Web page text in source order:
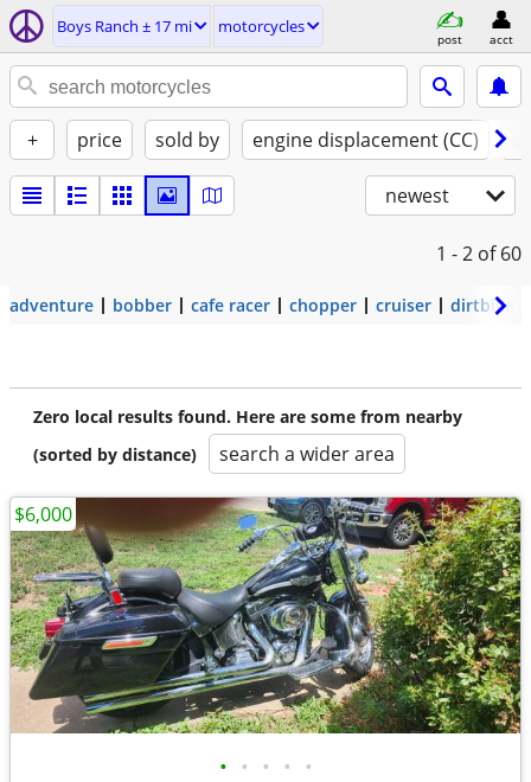
Boys Ranch ± 17 mi motorcycles
post acct
+ price sold by engine displacement (CC)
newest
1 - 2 of 60
adventure bobber cafe racer chopper cruiser dirtbike
Zero local results found. Here are some from nearby
(sorted by distance)
search a wider area
• • • • •
$6,000